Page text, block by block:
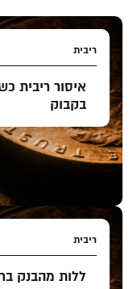
ריבית
איסור ריבית
בקבוק
ריבית
ללות מהבנק